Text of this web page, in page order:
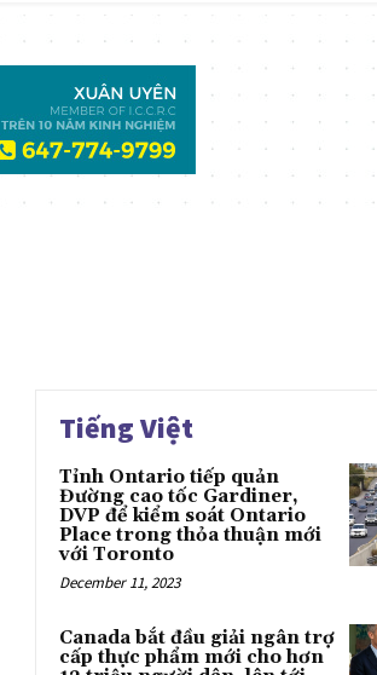
Tiếng Việt
Tỉnh Ontario tiếp quản
Đường cao tốc Gardiner,
DVP để kiểm soát Ontario
Place trong thỏa thuận mới
với Toronto
December 11, 2023
Canada bắt đầu giải ngân trợ
cấp thực phẩm mới cho hơn